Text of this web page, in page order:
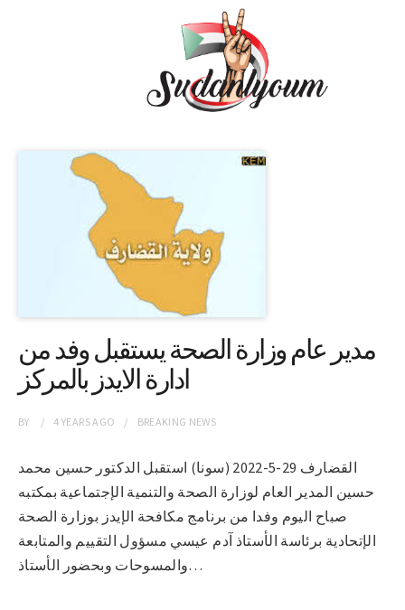
مدير عام وزارة الصحة يستقبل وفد من
ادارة الايدز بالمركز
BY 4 YEARSAGO BREAKING NEWS
القضارف 29-5-2022 (سونا) استقبل الدكتور حسين محمد
حسين المدير العام لوزارة الصحة والتنمية الإجتماعية بمكتبه
صباح اليوم وفدا من برنامج مكافحة الإيدز بوزارة الصحة
الإتحادية برئاسة الأستاذ آدم عيسي مسؤول التقييم والمتابعة
والمسوحات وبحضور الأستاذ…